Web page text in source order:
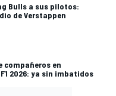
Bulls a sus pilotos:
de Verstappen
compañeros en
2026: ya sin imbatidos